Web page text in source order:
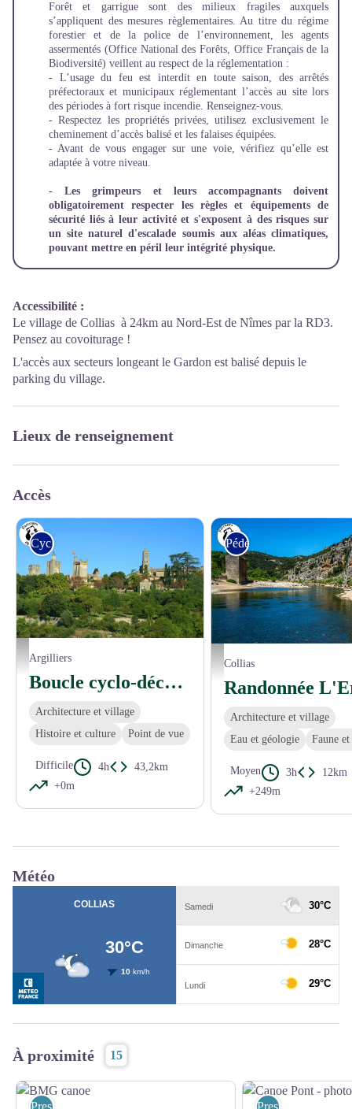
Forêt et garrigue sont des milieux fragiles auxquels
s’appliquent des mesures règlementaires. Au titre du régime
forestier et de la police de l’environnement, les agents
assermentés (Office National des Forêts, Office Français de la
Biodiversité) veillent au respect de la réglementation :
- L’usage du feu est interdit en toute saison, des arrêtés
préfectoraux et municipaux réglementant l’accès au site lors
des périodes à fort risque incendie. Renseignez-vous.
-Respectez les propriétés privées, utilisez exclusivement le
cheminement d’accès balisé et les falaises équipées.
- Avant de vous engager sur une voie, vérifiez qu’elle est
adaptée à votre niveau.
- Les grimpeurs et leurs accompagnants doivent
obligatoirement respecter les règles et équipements de
sécurité liés à leur activité et s'exposent à des risques sur
un site naturel d'escalade soumis aux aléas climatiques,
pouvant mettre en péril leur intégrité physique.
Accessibilité :
Le village de Collias à 24km au Nord-Est de Nîmes par la RD3.
Pensez au covoiturage !
L'accès aux secteurs longeant le Gardon est balisé depuis le
parking du village.
Lieux de renseignement
Accès
Le Duché d'Uzès - © Gard Tourisme
Cyclo
Argilliers
Boucle cyclo-découverte de l'Uzège Pont du Gard
Architecture et village
Histoire et culture
Point de vue
Difficile 4h
43,2km
+0m
FFRandonnée Gard
Pédestre
Collias
Architecture et village
Eau et géologie
Faune
Moyen 3h
12km
+249m
Météo
À proximité 15
Prestataires pleine nature Prestataires pleine